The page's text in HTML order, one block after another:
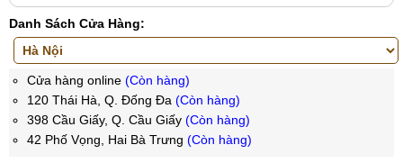
Danh Sách Cửa Hàng:
Cửa hàng online (Còn hàng)
120 Thái Hà, Q. Đống Đa (Còn hàng)
398 Cầu Giấy, Q. Cầu Giấy (Còn hàng)
42 Phố Vọng, Hai Bà Trưng (Còn hàng)